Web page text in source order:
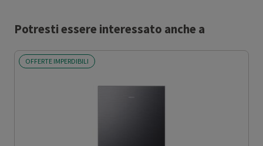
Potresti essere interessato anche a
OFFERTE IMPERDIBILI